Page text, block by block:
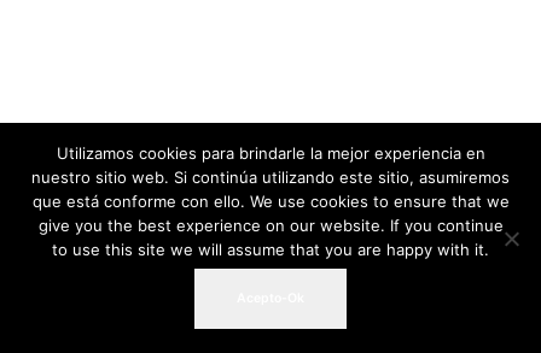
Utilizamos cookies para brindarle la mejor experiencia en
nuestro sitio web. Si continúa utilizando este sitio, asumiremos
que está conforme con ello. We use cookies to ensure that we
give you the best experience on our website. If you continue
to use this site we will assume that you are happy with it.